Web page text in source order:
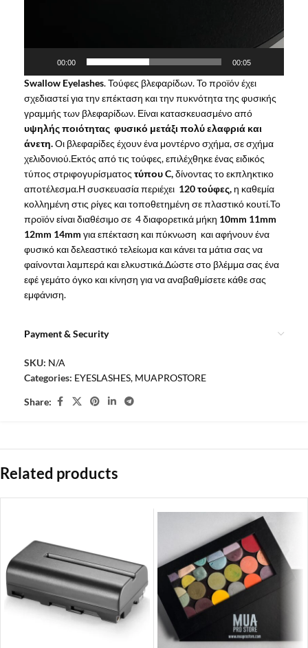
00:00 00:05
Swallow Eyelashes. Τούφες βλεφαρίδων. Το προϊόν έχει
σχεδιαστεί για την επέκταση και την πυκνότητα της φυσικής
γραμμής των βλεφαρίδων. Είναι κατασκευασμένο από
υψηλής ποιότητας φυσικό μετάξι πολύ ελαφριά και
άνετη.Οι βλεφαρίδες έχουν ένα μοντέρνο σχήμα, σε σχήμα
χελιδονιού.Εκτός από τις τούφες, επιλέχθηκε ένας ειδικός
τύπος στριφογυρίσματος τύπου C,δίνοντας το εκπληκτικο
αποτέλεσμα.Η συσκευασία περιέχει 120 τούφες,η καθεμία
κολλημένη στις ρίγες και τοποθετημένη σε πλαστικό κουτί.Το
προϊόν είναι διαθέσιμο σε 4 διαφορετικά μήκη 10mm 11mm
12mm 14mm για επέκταση και πύκνωση και αφήνουν ένα
φυσικό και δελεαστικό τελείωμα και κάνει τα μάτια σας να
φαίνονται λαμπερά και ελκυστικά.Δώστε στο βλέμμα σας ένα
εφέ γεμάτο όγκο και κίνηση για να αναβαθμίσετε κάθε σας
εμφάνιση.
Payment & Security
SKU: N/A
Categories: EYESLASHES, MUAPROSTORE
Share:
Related products